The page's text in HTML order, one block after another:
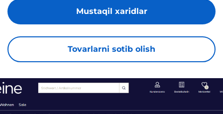
Tovarlarni sotib olish
Mustaqil xaridlar